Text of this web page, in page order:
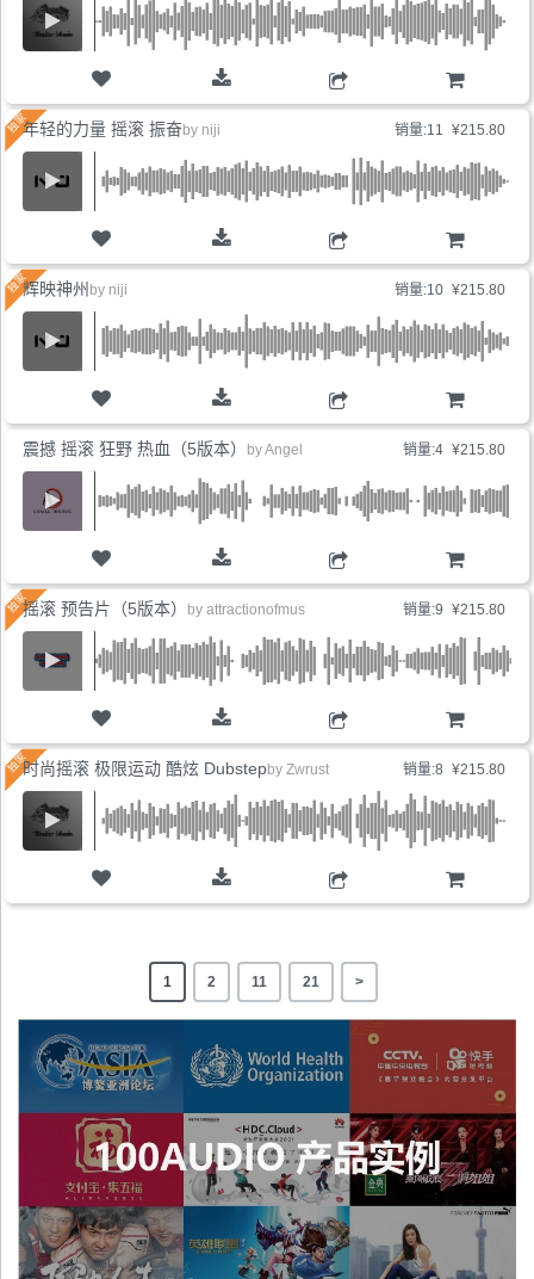
购物车
销量:11 ¥215.80
购物车
年轻的力量 摇滚 振奋by niji
销量:10 ¥215.80
购物车
辉映神州 by niji
销量:4 ¥215.80
购物车
震撼 摇滚 狂野 热血（5版本） byAngel
销量:9 ¥215.80
购物车
摇滚 预告片（5版本） by attractionofmus
销量:8 ¥215.80
购物车
时尚摇滚 极限运动 酷炫 Dubstepby Zwrust
1 2 11 21 >